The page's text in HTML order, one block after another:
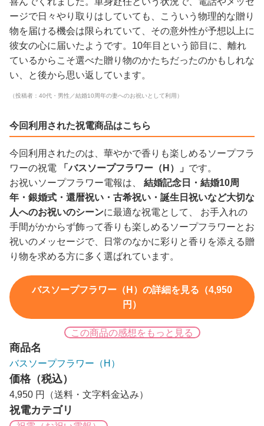
ージで日々やり取りはしていても、こういう物理的な贈り
物を届ける機会は限られていて、その意外性が予想以上に
彼女の心に届いたようです。10年目という節目に、離れ
ているからこそ選べた贈り物のかたちだったのかもしれな
い、と後から思い返しています。
（投稿者：40代・男性／結婚10周年の妻へのお祝いとして利用）
今回利用された祝電商品はこちら
今回利用されたのは、華やかで香りも楽しめるソープフラ
ワーの祝電
「バスソープフラワー（H）」 です。
お祝いソープフラワー電報は、 結婚記念日・結婚10周
年・銀婚式・還暦祝い・古希祝い・誕生日祝いなど大切な
人へのお祝いのシーンに最適な祝電として、 お手入れの
手間がかからず飾って香りも楽しめるソープフラワーとお
祝いのメッセージで、日常のなかに彩りと香りを添える贈
り物を求める方に多く選ばれています。
バスソープフラワー（H）の詳細を見る（4,950
円）
この商品の感想をもっと見る
商品名
バスソープフラワー（H）
価格（税込）
4,950 円（送料・文字料金込み）
祝電カテゴリ